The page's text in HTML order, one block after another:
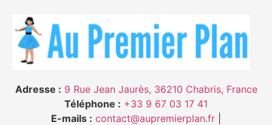
Adresse : 9 Rue Jean Jaurès, 36210 Chabris, France
Téléphone : +33 9 67 03 17 41
E-mails : contact@aupremierplan.fr